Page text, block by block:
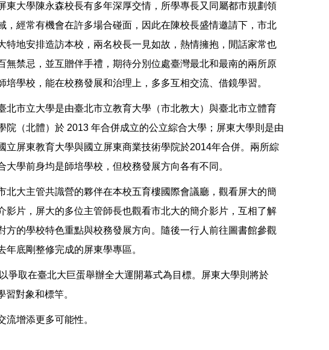
東大學陳永森校長有多年深厚交情，所學專長又同屬都市規劃領
，經常有機會在許多場合碰面，因此在陳校長盛情邀請下，市北
特地安排造訪本校，兩名校長一見如故，熱情擁抱，閒話家常也
無禁忌，並互贈伴手禮，期待分別位處臺灣最北和最南的兩所原
培學校，能在校務發展和治理上，多多互相交流、借鏡學習。
北市立大學是由臺北市立教育大學（市北教大）與臺北市立體育
院（北體）於 2013 年合併成立的公立綜合大學；屏東大學則是由
立屏東教育大學與國立屏東商業技術學院於2014年合併。兩所綜
大學前身均是師培學校，但校務發展方向各有不同。
北大主管共識營的夥伴在本校五育樓國際會議廳，觀看屏大的簡
影片，屏大的多位主管師長也觀看市北大的簡介影片，互相了解
方的學校特色重點與校務發展方向。隨後一行人前往圖書館參觀
年底剛整修完成的屏東學專區。
爭取在臺北大巨蛋舉辦全大運開幕式為目標。屏東大學則將於
對象和標竿。
增添更多可能性。